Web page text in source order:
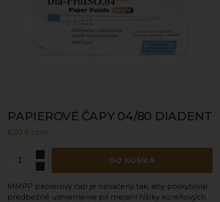
PAPIEROVÉ ČAPY 04/80 DIADENT
6,00 € s DPH
DO KOŠÍKA
MMPP papierový čap je označený tak, aby poskytoval
predbežné usmernenie pri meraní hĺbky koreňových